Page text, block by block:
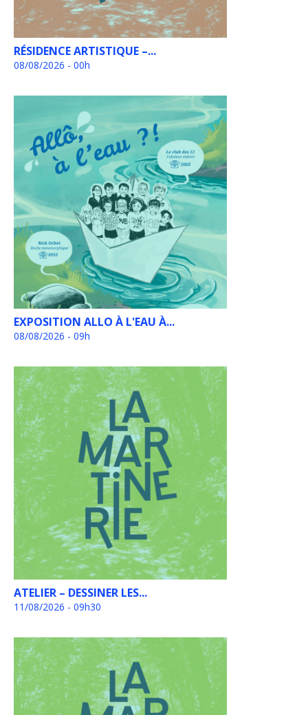
RÉSIDENCE ARTISTIQUE –...
08/08/2026 - 00h
EXPOSITION ALLO À L'EAU À...
08/08/2026 - 09h
ATELIER – DESSINER LES...
11/08/2026 - 09h30